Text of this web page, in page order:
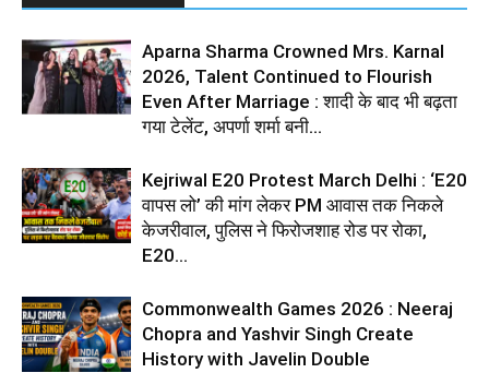
Aparna Sharma Crowned Mrs. Karnal
2026, Talent Continued to Flourish
Even After Marriage : शादी के बाद भी बढ़ता
गया टेलेंट, अपर्णा शर्मा बनी...
Kejriwal E20 Protest March Delhi : ‘E20
वापस लो’ की मांग लेकर PM आवास तक निकले
केजरीवाल, पुलिस ने फिरोजशाह रोड पर रोका,
E20...
Commonwealth Games 2026 : Neeraj
Chopra and Yashvir Singh Create
History with Javelin Double